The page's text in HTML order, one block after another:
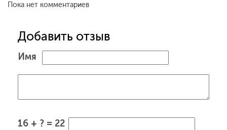
Пока нет комментариев
Добавить отзыв
Имя
16 + ? = 22